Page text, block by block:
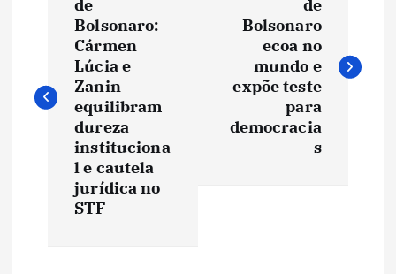
e
de
Bolsonaro:
Cármen
Lúcia e
Zanin
equilibram
dureza
instituciona
l e cautela
jurídica no
STF
de
Bolsonaro
ecoa no
mundo e
expõe teste
para
democracia
s